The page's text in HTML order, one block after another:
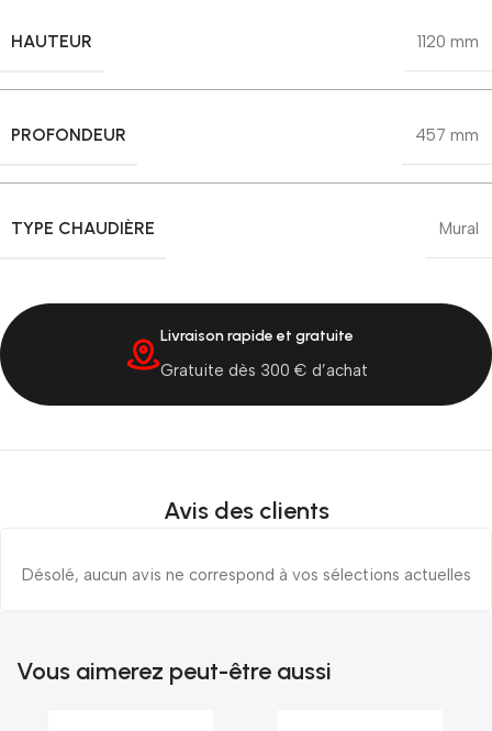
HAUTEUR 1120 mm
PROFONDEUR 457 mm
TYPE CHAUDIÈRE Mural
Livraison rapide et gratuite
Gratuite dès 300 € d’achat
Avis des clients
Désolé, aucun avis ne correspond à vos sélections actuelles
Vous aimerez peut-être aussi